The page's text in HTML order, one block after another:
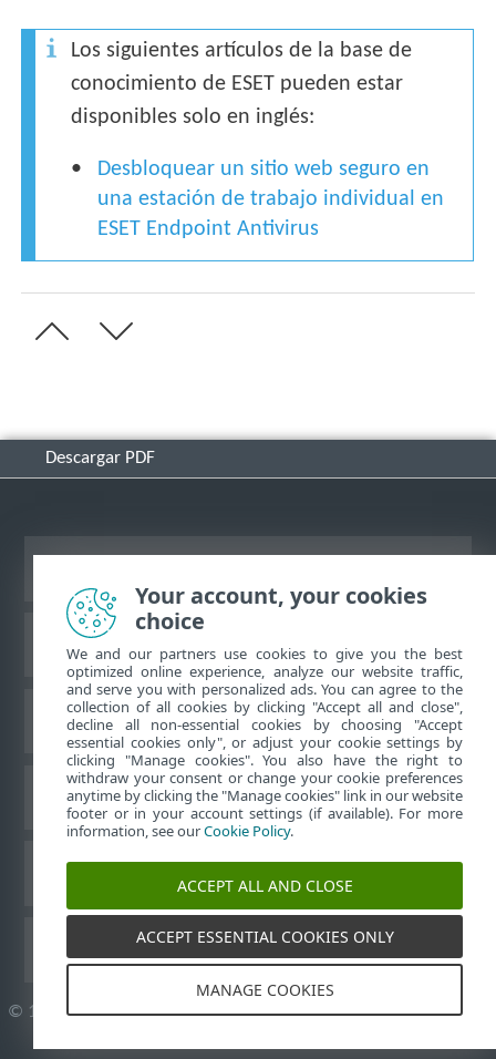
Los siguientes artículos de la base de
conocimiento de ESET pueden estar
disponibles solo en inglés:
Desbloquear un sitio web seguro en
una estación de trabajo individual en
ESET Endpoint Antivirus
Descargar PDF
Base de conocimiento de ESET
Foro de ESET
Soporte regional
Guías para el usuario ESET
© 1992-2026ESET, spol. s r.o. - Todos los derechos reservados.
Your account, your cookies
choice
We and our partners use cookies to give you the best
optimized online experience, analyze our website traffic,
and serve you with personalized ads. You can agree to the
collection of all cookies by clicking "Accept all and close",
decline all non-essential cookies by choosing "Accept
essential cookies only", or adjust your cookie settings by
clicking "Manage cookies". You also have the right to
withdraw your consent or change your cookie preferences
anytime by clicking the "Manage cookies" link in our website
footer or in your account settings (if available). For more
information, see ourCookie Policy.
ACCEPT ALL AND CLOSE
ACCEPT ESSENTIAL COOKIES ONLY
MANAGE COOKIES